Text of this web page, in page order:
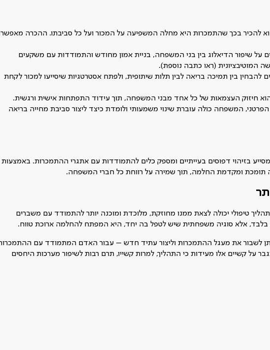
להכיר בכך שהתמכרות היא מחלה המשפיעה על המכור ועל כל סביבתו. ההכרה
על שיפור הדיאלוג בין בני המשפחה, בניית אמון מחודש והתמודדות עם משקעים
המוטיבציונית (ראו כתבה נוספת).
בין תמיכה בריאה לבין תלות שיתופית, ולפתח אסטרטגיות שיסייעו למכור לקחת
חיזוק העצמאות של כל אחד מבני המשפחה, תוך עידוד התפתחות אישית ורגשית.
המשפחה כולה עוברת שינוי משמעותי ולומדת כיצד ליצור סביבת מחייה בריאה
בזיהוי דפוסים בעייתיים ומספק כלים להתמודדות עם אתגרי ההתמכרות. באמצעות
תומכת ומקדמת החלמה, תוך שמירה על רווחת כל חברי המשפחה.
טיפולי יכולה לצאת ממנו מחוזקת, מלוכדת ומוכנה יותר להתמודד עם משברים
אלא סוגיה משפחתית שיש לטפל בה יחד, היא המפתח להחלמה ארוכת טווח.
לשבור את מעגל ההתמכרות וליצור עתיד חדש – עבור האדם המתמודד עם
על קשיים אלו מעידות כי התהליך, למרות קשייו, תרם רבות לשיפור מערכות היחסים